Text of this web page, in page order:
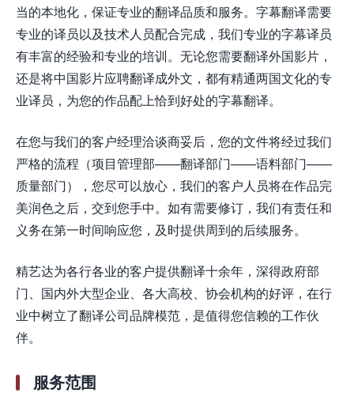
当的本地化，保证专业的翻译品质和服务。字幕翻译需要
专业的译员以及技术人员配合完成，我们专业的字幕译员
有丰富的经验和专业的培训。无论您需要翻译外国影片，
还是将中国影片应聘翻译成外文，都有精通两国文化的专
业译员，为您的作品配上恰到好处的字幕翻译。
在您与我们的客户经理洽谈商妥后，您的文件将经过我们
严格的流程（项目管理部——翻译部门——语料部门——
质量部门），您尽可以放心，我们的客户人员将在作品完
美润色之后，交到您手中。如有需要修订，我们有责任和
义务在第一时间响应您，及时提供周到的后续服务。
精艺达为各行各业的客户提供翻译十余年，深得政府部
门、国内外大型企业、各大高校、协会机构的好评，在行
业中树立了翻译公司品牌模范，是值得您信赖的工作伙
伴。
服务范围